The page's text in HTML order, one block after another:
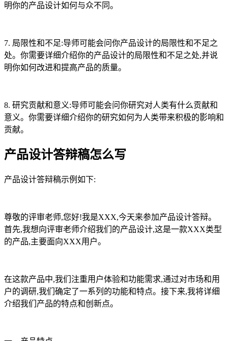
明你的产品设计如何与众不同。
7. 局限性和不足:导师可能会问你产品设计的局限性和不足之
处。你需要详细介绍你的产品设计的局限性和不足之处,并说
明你如何改进和提高产品的质量。
8. 研究贡献和意义:导师可能会问你研究对人类有什么贡献和
意义。你需要详细介绍你的研究如何为人类带来积极的影响和
贡献。
产品设计答辩稿怎么写
产品设计答辩稿示例如下:
尊敬的评审老师,您好!我是XXX,今天来参加产品设计答辩。
首先,我想向评审老师介绍我们的产品设计,这是一款XXX类型
的产品,主要面向XXX用户。
在这款产品中,我们注重用户体验和功能需求,通过对市场和用
户的调研,我们确定了一系列的功能和特点。接下来,我将详细
介绍我们产品的特点和创新点。